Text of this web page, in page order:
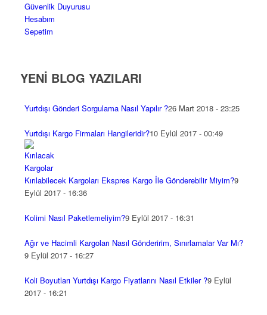
Güvenlik Duyurusu
Hesabım
Sepetim
YENİ BLOG YAZILARI
Yurtdışı Gönderi Sorgulama Nasıl Yapılır ?26 Mart 2018 - 23:25
Yurtdışı Kargo Firmaları Hangileridir?10 Eylül 2017 - 00:49
Kırılabilecek Kargoları Ekspres Kargo İle Gönderebilir Miyim?9
Eylül 2017 - 16:36
Kolimi Nasıl Paketlemeliyim?9 Eylül 2017 - 16:31
Ağır ve Hacimli Kargoları Nasıl Gönderirim, Sınırlamalar Var Mı?
9 Eylül 2017 - 16:27
Koli Boyutları Yurtdışı Kargo Fiyatlarını Nasıl Etkiler ?9 Eylül
2017 - 16:21